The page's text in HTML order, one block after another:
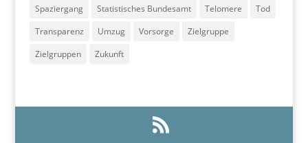
Spaziergang
Statistisches Bundesamt Telomere
Tod
Transparenz
Umzug Vorsorge
Zielgruppe
Zielgruppen
Zukunft